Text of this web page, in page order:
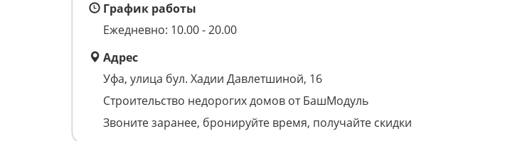
График работы
Ежедневно: 10.00 - 20.00
Адрес
Уфа, улица бул. Хадии Давлетшиной, 16
Строительство недорогих домов от БашМодуль
Звоните заранее, бронируйте время, получайте скидки